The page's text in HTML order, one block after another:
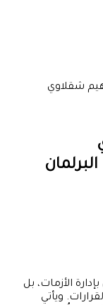
شقلاوي
الأزمات، بل
ويأتي